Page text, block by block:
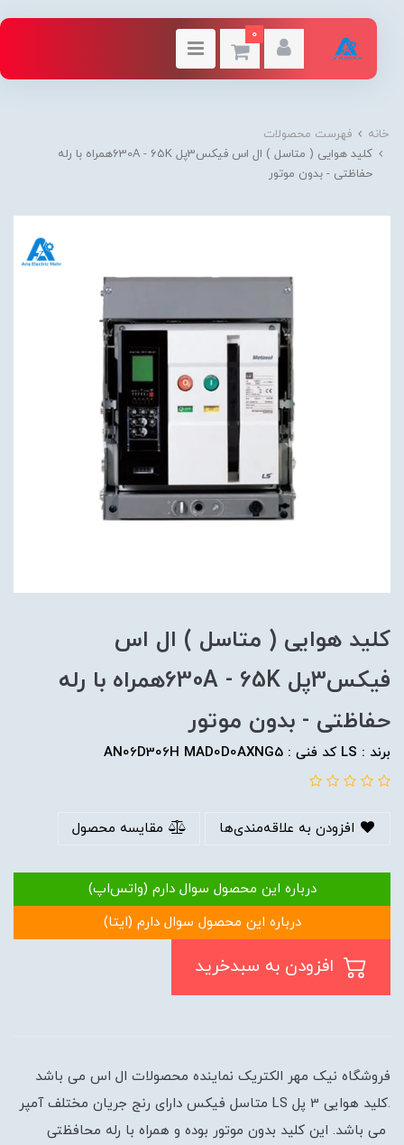
0
خانه
فهرست محصولات
کلید هوایی ( متاسل ) ال اس فیکس3پل 630A - 65Kهمراه با رله
حفاظتی - بدون موتور
کلید هوایی ( متاسل ) ال اس
فیکس3پل 630A - 65Kهمراه با رله
حفاظتی - بدون موتور
برند : LS کد فنی : AN06D306H MAD0D0AXNG5
افزودن به علاقه‌مندی‌ها مقایسه محصول
درباره این محصول سوال دارم (واتس‌اپ)
درباره این محصول سوال دارم (ایتا)
فروشگاه نیک مهر الکتریک نماینده محصولات ال اس می باشد
.کلید هوایی 3 پل LS متاسل فیکس دارای رنج جریان مختلف آمپر
می باشد. این کلید بدون موتور بوده و همراه با رله محافظتی